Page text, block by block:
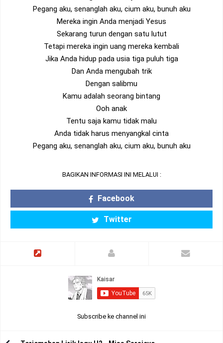
Pegang aku, senanglah aku, cium aku, bunuh aku
Mereka ingin Anda menjadi Yesus
Sekarang turun dengan satu lutut
Tetapi mereka ingin uang mereka kembali
Jika Anda hidup pada usia tiga puluh tiga
Dan Anda mengubah trik
Dengan salibmu
Kamu adalah seorang bintang
Ooh anak
Tentu saja kamu tidak malu
Anda tidak harus menyangkal cinta
Pegang aku, senanglah aku, cium aku, bunuh aku
BAGIKAN INFORMASI INI MELALUI :
Facebook
Twitter
Subscribe ke channel ini